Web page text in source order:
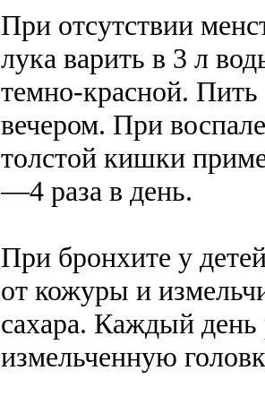
При отсутствии
лука варить в 3 л
темно-красной.
вечером. При
толстой кишки
—4 раза в день.
При бронхите у
от кожуры и
сахара. Каждый день
измельченную